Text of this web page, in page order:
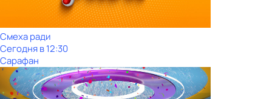
Смеха ради
Сегодня в 12:30
Сарафан